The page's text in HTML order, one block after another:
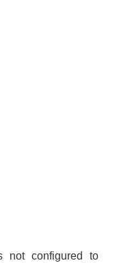
not configured to